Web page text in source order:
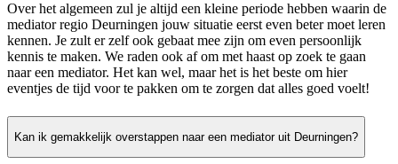
Over het algemeen zul je altijd een kleine periode hebben waarin de
mediator regio Deurningen jouw situatie eerst even beter moet leren
kennen. Je zult er zelf ook gebaat mee zijn om even persoonlijk
kennis te maken. We raden ook af om met haast op zoek te gaan
naar een mediator. Het kan wel, maar het is het beste om hier
eventjes de tijd voor te pakken om te zorgen dat alles goed voelt!
Kan ik gemakkelijk overstappen naar een mediator uit Deurningen?